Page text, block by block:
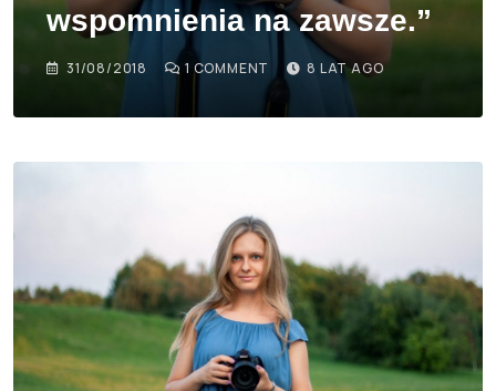
wspomnienia na zawsze.”
31/08/2018 1 COMMENT 8 LAT AGO